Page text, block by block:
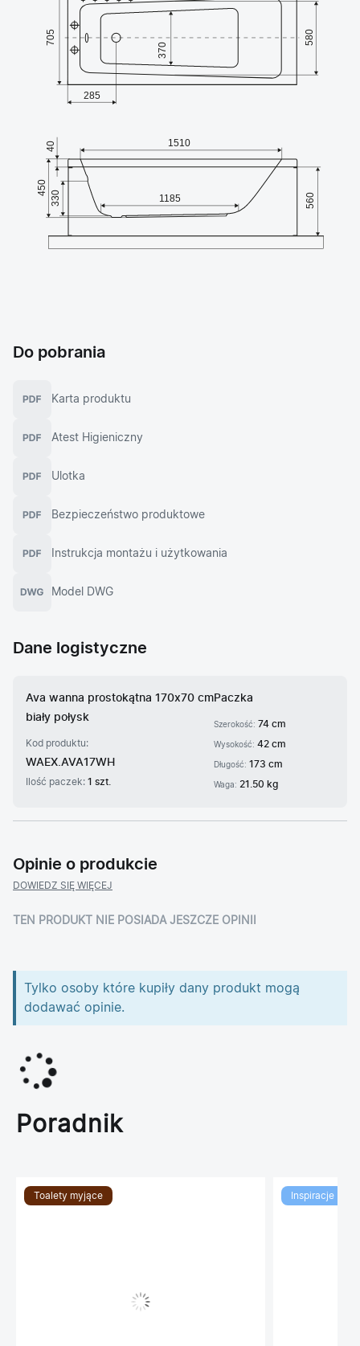
Do pobrania
Karta produktu
Atest Higieniczny
Ulotka
Bezpieczeństwo produktowe
Instrukcja montażu i użytkowania
Model DWG
Dane logistyczne
Ava wanna prostokątna 170x70 cm
biały połysk
Kod produktu:
WAEX.AVA17WH
Ilość paczek: 1 szt.
Paczka
Szerokość: 74 cm
Wysokość:42 cm
Długość:173 cm
Waga: 21.50 kg
Opinie o produkcie
DOWIEDZ SIĘ WIĘCEJ
TEN PRODUKT NIE POSIADA JESZCZE OPINII
Tylko osoby które kupiły dany produkt mogą
dodawać opinie.
Poradnik
Toalety myjące Inspiracje